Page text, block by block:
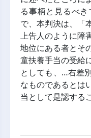
る事柄と見るべ
で、本判決は、「
上告人のように障
地位にある者とそ
童扶養手当の受給
としても、…右差
なものであるとは
当として是認する